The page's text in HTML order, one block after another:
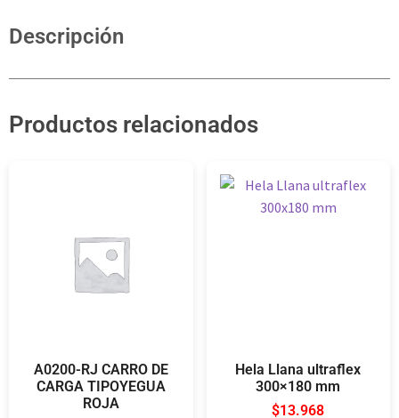
Descripción
Productos relacionados
A0200-RJ CARRO DE
CARGA TIPOYEGUA
ROJA
Hela Llana ultraflex
300×180 mm
$13.968